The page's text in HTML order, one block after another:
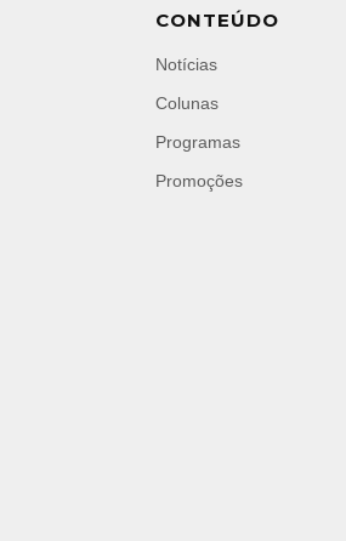
CONTEÚDO
Notícias
Colunas
Programas
Promoções